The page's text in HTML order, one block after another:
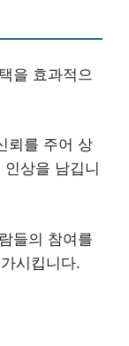
을 효과적으
뢰를 주어 상
상을 남깁니
들의 참여를
시킵니다.